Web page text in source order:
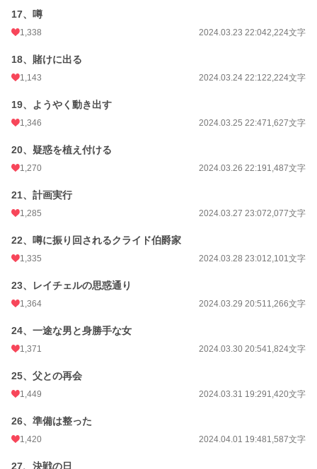
17、噂
1,338 2024.03.23 22:042,224文字
18、賭けに出る
1,143 2024.03.24 22:122,224文字
19、ようやく動き出す
1,346 2024.03.25 22:471,627文字
20、疑惑を植え付ける
1,270 2024.03.26 22:191,487文字
21、計画実行
1,285 2024.03.27 23:072,077文字
22、噂に振り回されるクライド伯爵家
1,335 2024.03.28 23:012,101文字
23、レイチェルの思惑通り
1,364 2024.03.29 20:511,266文字
24、一途な男と身勝手な女
1,371 2024.03.30 20:541,824文字
25、父との再会
1,449 2024.03.31 19:291,420文字
26、準備は整った
1,420 2024.04.01 19:481,587文字
27、決戦の日